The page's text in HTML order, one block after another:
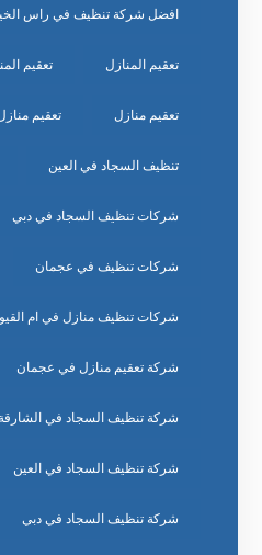
افضل شركة تنظيف في راس
تعقيم المنازل تعقيم
تعقيم منازل تعقيم
تنظيف السجاد في العين
شركات تنظيف السجاد في دبي
شركات تنظيف في عجمان
شركات تنظيف منازل في ام
شركة تعقيم منازل في عجمان
شركة تنظيف السجاد في الشارقة
شركة تنظيف السجاد في العين
شركة تنظيف السجاد في دبي